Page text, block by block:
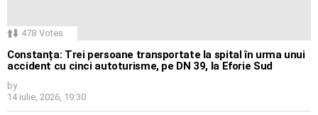
478 Votes
Constanța: Trei persoane transportate la spital în urma unui
accident cu cinci autoturisme, pe DN 39, la Eforie Sud
by
14 iulie, 2026, 19:30